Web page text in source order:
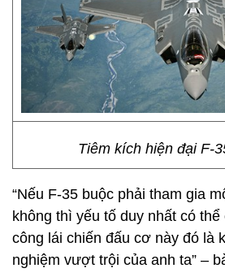
Tiêm kích hiện đại F-
“Nếu F-35 buộc phải tham gia
không thì yếu tố duy nhất có
công lái chiến đấu cơ này đó là
nghiệm vượt trội của anh ta” –